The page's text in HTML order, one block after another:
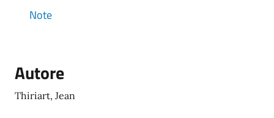
Note
Autore
Thiriart, Jean